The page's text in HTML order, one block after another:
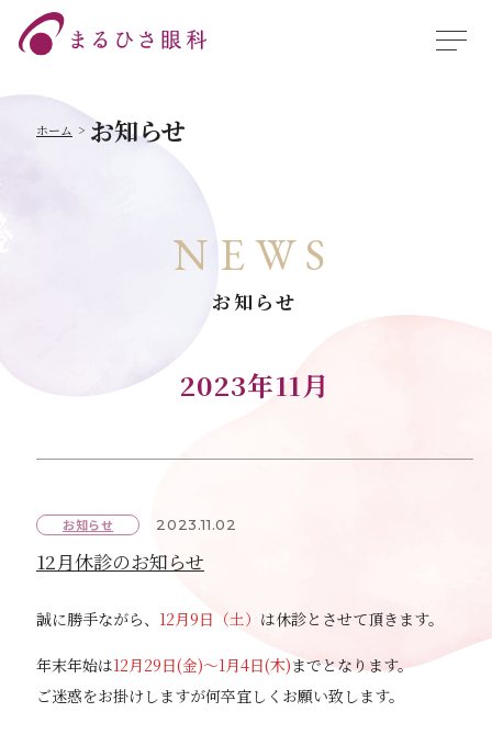
ホーム お知らせ
NEWS
お知らせ
2023年11月
お知らせ 2023.11.02
12月休診のお知らせ
誠に勝手ながら、 12月9日（土） は休診とさせて頂きます。
年末年始は12月29日(金)～1月4日(木)までとなります。
ご迷惑をお掛けしますが何卒宜しくお願い致します。